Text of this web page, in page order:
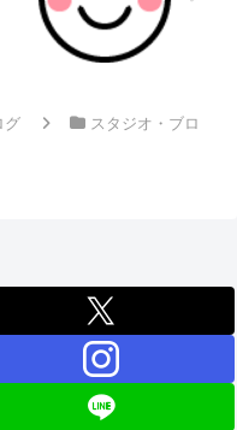
グ
スタジオ・ブロ